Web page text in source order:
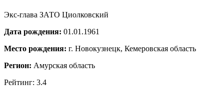
Экс-глава ЗАТО Циолковский
Дата рождения: 01.01.1961
Место рождения: г. Новокузнецк, Кемеровская область
Регион: Амурская область
Рейтинг: 3.4